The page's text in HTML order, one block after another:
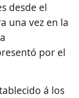
desde el
una vez en la
por el
á los